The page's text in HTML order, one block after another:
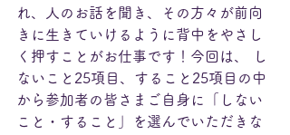
れ、人のお話を聞き、その方々が前向
きに生きていけるように背中をやさし
く押すことがお仕事です！今回は、 し
ないこと25項目、すること25項目の中
から参加者の皆さまご自身に「しない
こと・すること」を選んでいただきな